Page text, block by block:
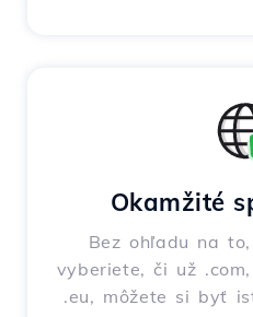
Okamžité
Bez ohľadu na
vyberiete, či už
.eu, môžete si byť